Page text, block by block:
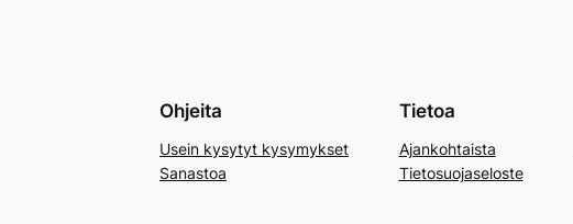
Ohjeita
Usein kysytyt kysymykset
Sanastoa
Tietoa
Ajankohtaista
Tietosuojaseloste